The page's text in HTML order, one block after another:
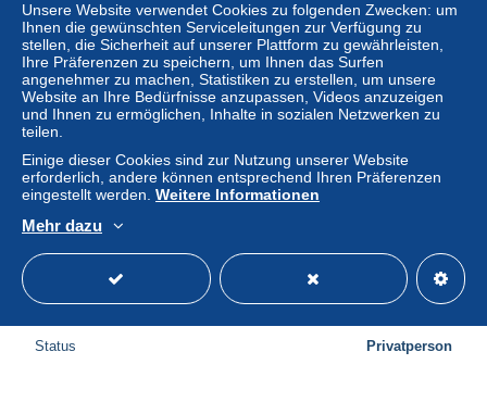
Neu
°°° USA - Y&T n°4044 - 2008 °°°
± 0,91 $
Status Privatperson
Unsere Website verwendet Cookies zu folgenden Zwecken: um
Ihnen die gewünschten Serviceleitungen zur Verfügung zu
stellen, die Sicherheit auf unserer Plattform zu gewährleisten,
Ihre Präferenzen zu speichern, um Ihnen das Surfen
angenehmer zu machen, Statistiken zu erstellen, um unsere
Website an Ihre Bedürfnisse anzupassen, Videos anzuzeigen
und Ihnen zu ermöglichen, Inhalte in sozialen Netzwerken zu
teilen.
Einige dieser Cookies sind zur Nutzung unserer Website
erforderlich, andere können entsprechend Ihren Präferenzen
eingestellt werden. Weitere Informationen
Mehr dazu